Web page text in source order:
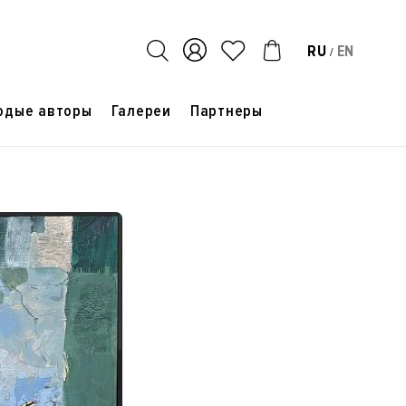
RU / EN
авторы Галереи Партнеры